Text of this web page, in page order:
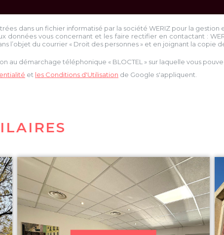
dans un fichier informatisé par la société WERIZ pour la gestion
données vous concernant et les faire rectifier en contactant :
l’objet du courrier « Droit des personnes » et en joignant la copie
au démarchage téléphonique « BLOCTEL » sur laquelle vous
et les Conditions d'Utilisation de Google s'appliquent.